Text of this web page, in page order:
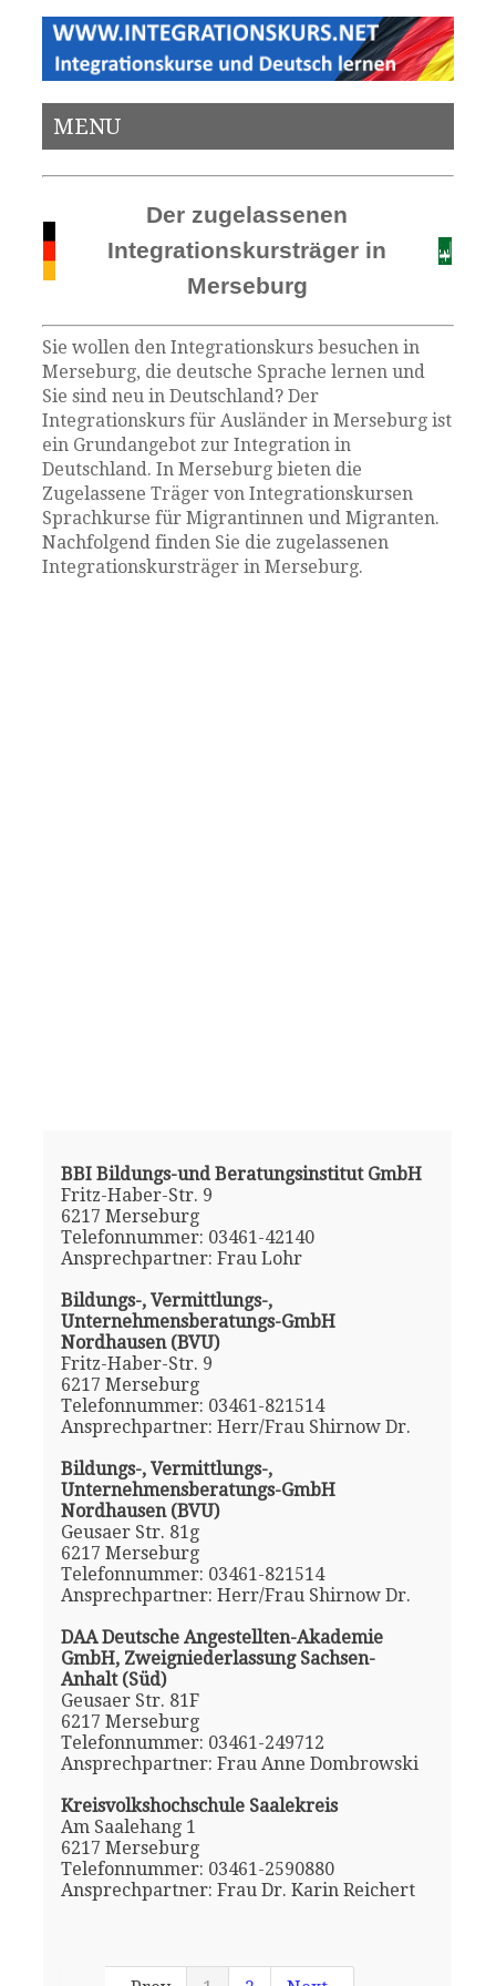
MENU
Der zugelassenen
Integrationskursträger in
Merseburg
Sie wollen den Integrationskurs besuchen in
Merseburg, die deutsche Sprache lernen und
Sie sind neu in Deutschland? Der
Integrationskurs für Ausländer in Merseburg ist
ein Grundangebot zur Integration in
Deutschland. In Merseburg bieten die
Zugelassene Träger von Integrationskursen
Sprachkurse für Migrantinnen und Migranten.
Nachfolgend finden Sie die zugelassenen
Integrationskursträger in Merseburg.
BBI Bildungs-und Beratungsinstitut GmbH
Fritz-Haber-Str. 9
6217 Merseburg
Telefonnummer: 03461-42140
Ansprechpartner: Frau Lohr
Bildungs-, Vermittlungs-,
Unternehmensberatungs-GmbH
Nordhausen (BVU)
Fritz-Haber-Str. 9
6217 Merseburg
Telefonnummer: 03461-821514
Ansprechpartner: Herr/Frau Shirnow Dr.
Bildungs-, Vermittlungs-,
Unternehmensberatungs-GmbH
Nordhausen (BVU)
Geusaer Str. 81g
6217 Merseburg
Telefonnummer: 03461-821514
Ansprechpartner: Herr/Frau Shirnow Dr.
DAA Deutsche Angestellten-Akademie
GmbH, Zweigniederlassung Sachsen-
Anhalt (Süd)
Geusaer Str. 81F
6217 Merseburg
Telefonnummer: 03461-249712
Ansprechpartner: Frau Anne Dombrowski
Kreisvolkshochschule Saalekreis
Am Saalehang 1
6217 Merseburg
Telefonnummer: 03461-2590880
Ansprechpartner: Frau Dr. Karin Reichert